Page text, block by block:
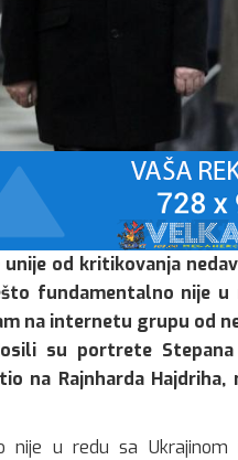
unije od kritikovanja
fundamentalno nije u
na internetu grupu od
su portrete
na Rajnharda
nije u redu sa